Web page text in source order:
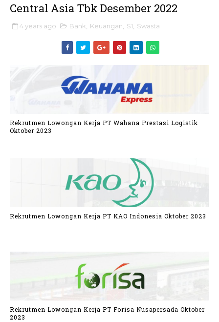
Central Asia Tbk Desember 2022
4 years ago Bank Keuangan S1 Swasta
Rekrutmen Lowongan Kerja PT Wahana Prestasi Logistik
Oktober 2023
Rekrutmen Lowongan Kerja PT KAO Indonesia Oktober 2023
Rekrutmen Lowongan Kerja PT Forisa Nusapersada Oktober
2023